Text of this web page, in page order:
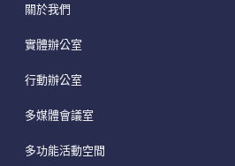
關於我們
實體辦公室
行動辦公室
多媒體會議室
多功能活動空間